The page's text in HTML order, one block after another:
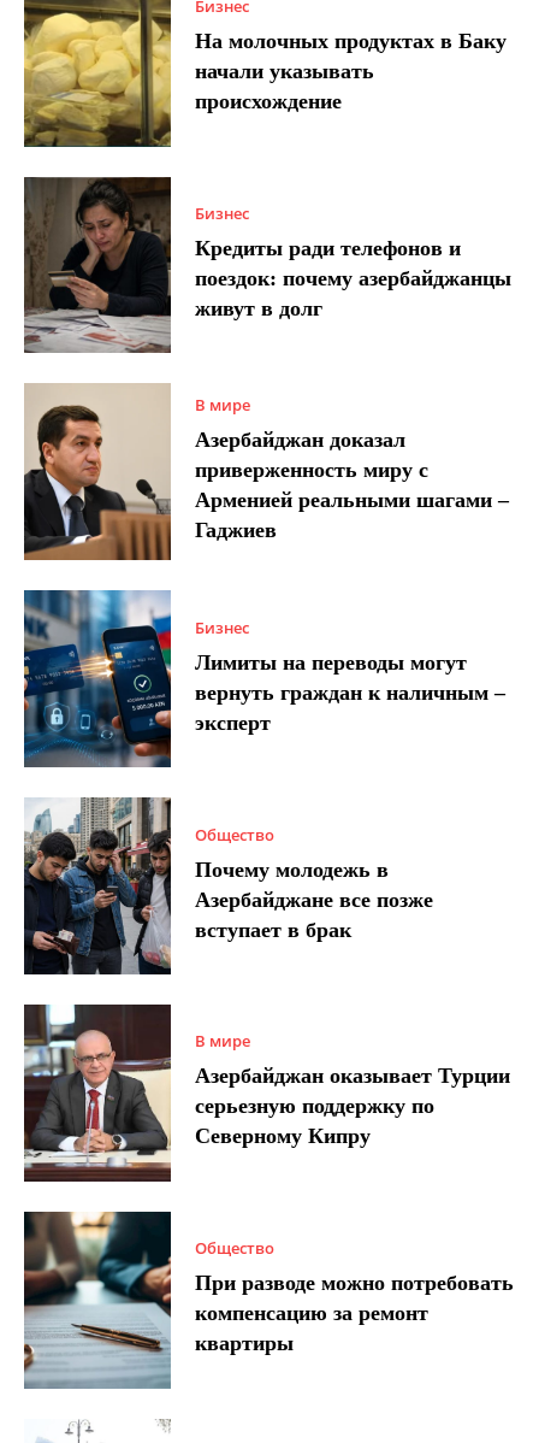
Бизнес
На молочных продуктах в Баку
начали указывать
происхождение
Бизнес
Кредиты ради телефонов и
поездок: почему азербайджанцы
живут в долг
В мире
Азербайджан доказал
приверженность миру с
Арменией реальными шагами –
Гаджиев
Бизнес
Лимиты на переводы могут
вернуть граждан к наличным –
эксперт
Общество
Почему молодежь в
Азербайджане все позже
вступает в брак
В мире
Азербайджан оказывает Турции
серьезную поддержку по
Северному Кипру
Общество
При разводе можно потребовать
компенсацию за ремонт
квартиры